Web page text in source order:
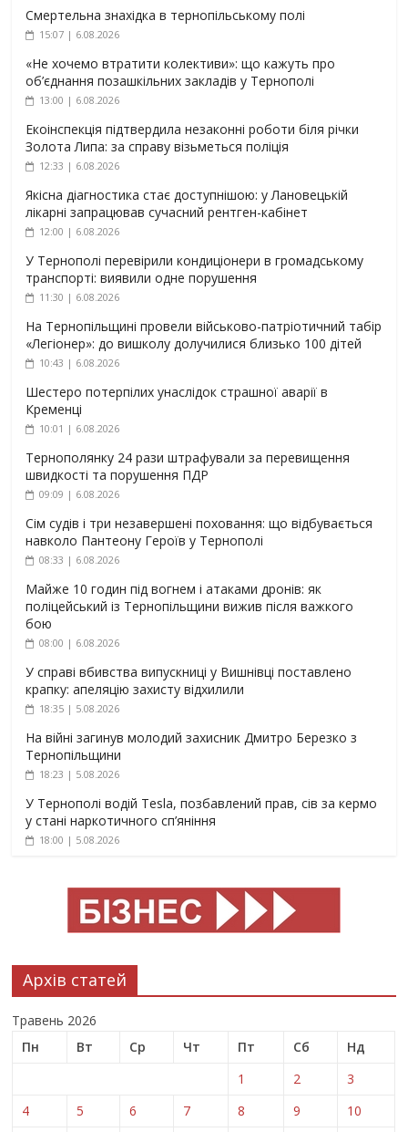
Смертельна знахідка в тернопільському полі
15:07 | 6.08.2026
«Не хочемо втратити колективи»: що кажуть про
об’єднання позашкільних закладів у Тернополі
13:00 | 6.08.2026
Екоінспекція підтвердила незаконні роботи біля річки
Золота Липа: за справу візьметься поліція
12:33 | 6.08.2026
Якісна діагностика стає доступнішою: у Лановецькій
лікарні запрацював сучасний рентген-кабінет
12:00 | 6.08.2026
У Тернополі перевірили кондиціонери в громадському
транспорті: виявили одне порушення
11:30 | 6.08.2026
На Тернопільщині провели військово-патріотичний табір
«Легіонер»: до вишколу долучилися близько 100 дітей
10:43 | 6.08.2026
Шестеро потерпілих унаслідок страшної аварії в
Кременці
10:01 | 6.08.2026
Тернополянку 24 рази штрафували за перевищення
швидкості та порушення ПДР
09:09 | 6.08.2026
Сім судів і три незавершені поховання: що відбувається
навколо Пантеону Героїв у Тернополі
08:33 | 6.08.2026
Майже 10 годин під вогнем і атаками дронів: як
поліцейський із Тернопільщини вижив після важкого
бою
08:00 | 6.08.2026
У справі вбивства випускниці у Вишнівці поставлено
крапку: апеляцію захисту відхилили
18:35 | 5.08.2026
На війні загинув молодий захисник Дмитро Березко з
Тернопільщини
18:23 | 5.08.2026
У Тернополі водій Tesla, позбавлений прав, сів за кермо
у стані наркотичного сп’яніння
18:00 | 5.08.2026
Архів статей
Травень 2026
Пн
Вт Ср Чт Пт Сб
Нд
1
2
3
4
5 6 7 8 9
10